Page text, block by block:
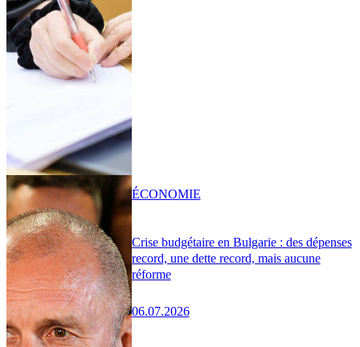
Crise budgétaire en Bulgarie : des dépenses
record, une dette record, mais aucune
réforme
06.07.2026
ÉCONOMIE